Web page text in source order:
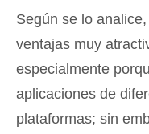
Según se lo
ventajas muy
especialmente
aplicaciones de
plataformas; sin